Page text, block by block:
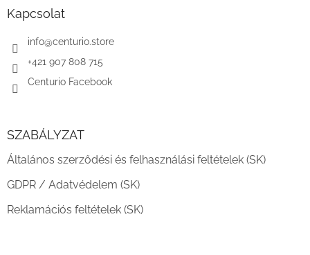
Kapcsolat
info@centurio.store
+421 907 808 715
Centurio Facebook
SZABÁLYZAT
Általános szerződési és felhasználási feltételek (SK)
GDPR / Adatvédelem (SK)
Reklamációs feltételek (SK)